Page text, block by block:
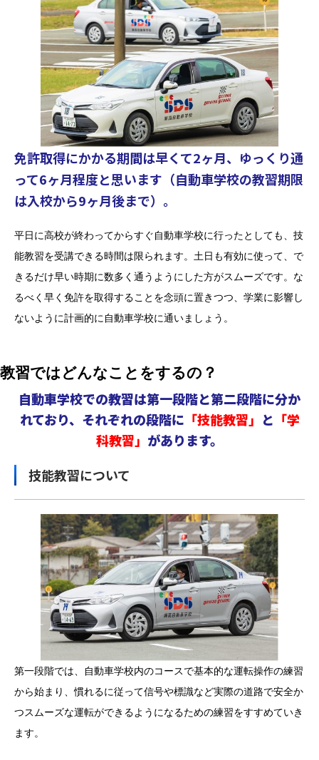
免許取得にかかる期間は早くて2ヶ月、ゆっくり通
って6ヶ月程度と思います（自動車学校の教習期限
は入校から9ヶ月後まで）。
平日に高校が終わってからすぐ自動車学校に行ったとしても、技
能教習を受講できる時間は限られます。土日も有効に使って、で
きるだけ早い時期に数多く通うようにした方がスムーズです。な
るべく早く免許を取得することを念頭に置きつつ、学業に影響し
ないように計画的に自動車学校に通いましょう。
教習ではどんなことをするの？
自動車学校での教習は第一段階と第二段階に分か
れており、 それぞれの段階に 「技能教習」 と 「学
科教習」 があります。
技能教習について
第一段階では、自動車学校内のコースで基本的な運転操作の練習
から始まり、慣れるに従って信号や標識など実際の道路で安全か
つスムーズな運転ができるようになるための練習をすすめていき
ます。